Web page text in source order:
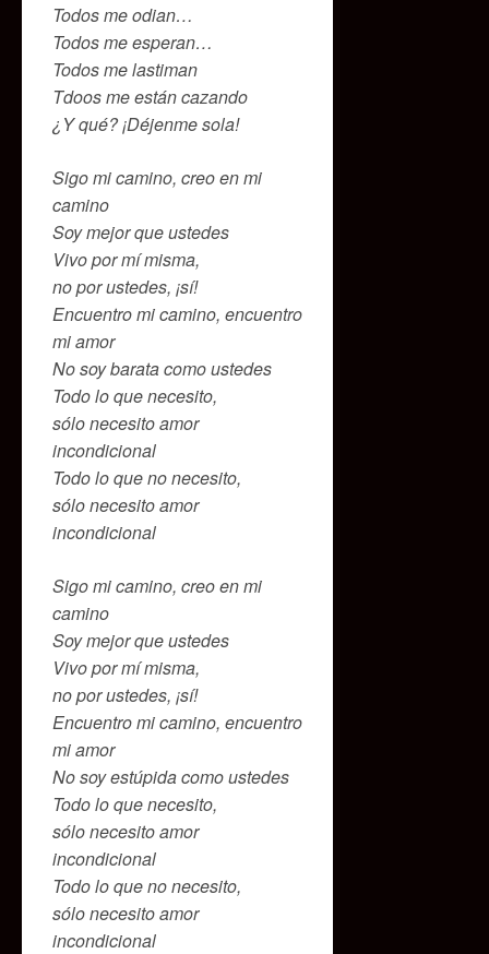
Todos me odian…
Todos me esperan…
Todos me lastiman
Tdoos me están cazando
¿Y qué? ¡Déjenme sola!
Sigo mi camino, creo en mi
camino
Soy mejor que ustedes
Vivo por mí misma,
no por ustedes, ¡sí!
Encuentro mi camino, encuentro
mi amor
No soy barata como ustedes
Todo lo que necesito,
sólo necesito amor
incondicional
Todo lo que no necesito,
sólo necesito amor
incondicional
Sigo mi camino, creo en mi
camino
Soy mejor que ustedes
Vivo por mí misma,
no por ustedes, ¡sí!
Encuentro mi camino, encuentro
mi amor
No soy estúpida como ustedes
Todo lo que necesito,
sólo necesito amor
incondicional
Todo lo que no necesito,
sólo necesito amor
incondicional